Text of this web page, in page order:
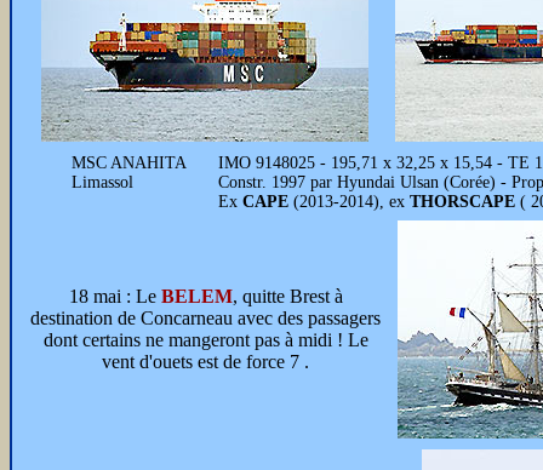
MSC ANAHITA
Limassol
IMO 9148025 - 195,71 x 32,25 x 15,54 - TE
Constr. 1997 par Hyundai Ulsan (Corée) -
Ex CAPE (2013-2014), ex THORSCAPE (
18 mai : Le BELEM, quitte Brest à
destination de Concarneau avec des passagers
dont certains ne mangeront pas à midi ! Le
vent d'ouets est de force 7 .